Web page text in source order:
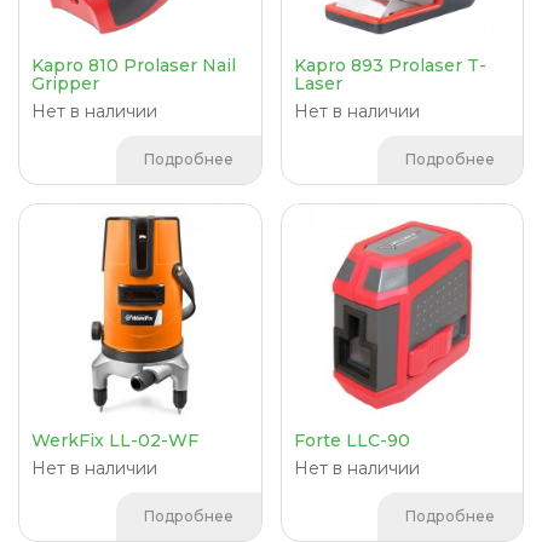
Kapro 810 Prolaser Nail
Gripper
Нет в наличии
Подробнее
Kapro 893 Prolaser T-
Laser
Нет в наличии
Подробнее
WerkFix LL-02-WF
Нет в наличии
Подробнее
Forte LLC-90
Нет в наличии
Подробнее